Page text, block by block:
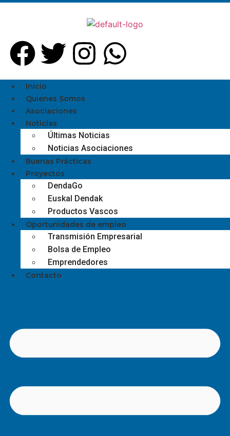
Inicio
Quienes Somos
Asociaciones
Noticias
Últimas Noticias
Noticias Asociaciones
Buenas Prácticas
Proyectos
DendaGo
Euskal Dendak
Productos Vascos
Oportunidades de empleo
Transmisión Empresarial
Bolsa de Empleo
Emprendedores
Contacto